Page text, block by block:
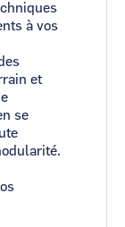
à vos
et
se